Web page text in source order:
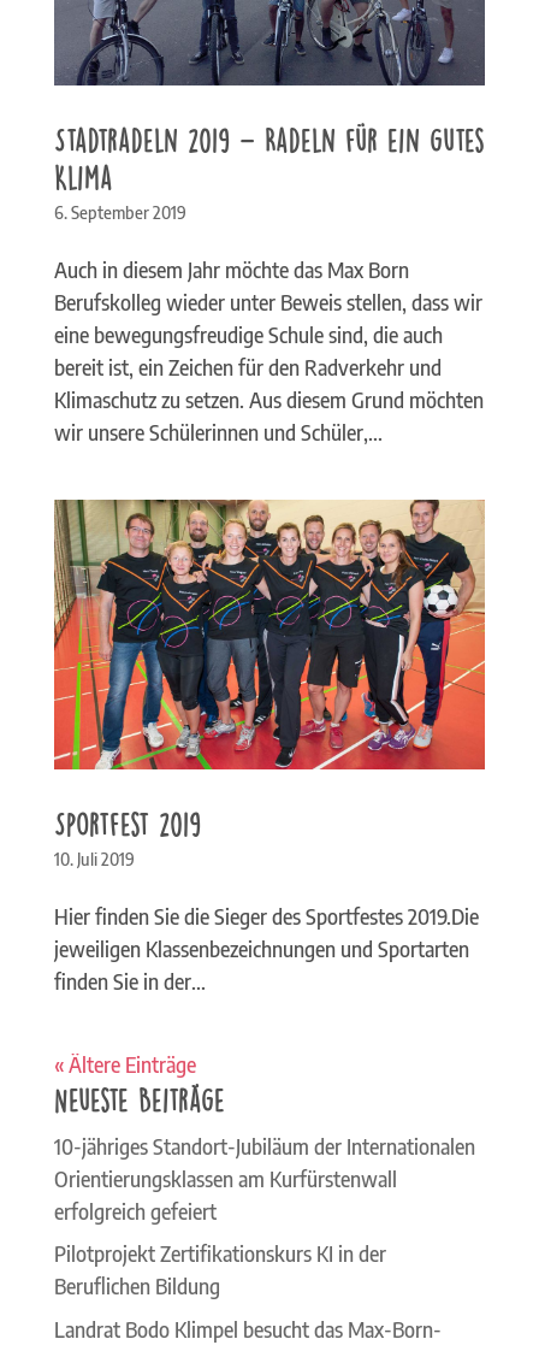
Stadtradeln 2019 – Radeln für ein gutes
Klima
6. September 2019
Auch in diesem Jahr möchte das Max Born
Berufskolleg wieder unter Beweis stellen, dass wir
eine bewegungsfreudige Schule sind, die auch
bereit ist, ein Zeichen für den Radverkehr und
Klimaschutz zu setzen. Aus diesem Grund möchten
wir unsere Schülerinnen und Schüler,...
Sportfest 2019
10. Juli 2019
Hier finden Sie die Sieger des Sportfestes 2019.Die
jeweiligen Klassenbezeichnungen und Sportarten
finden Sie in der...
« Ältere Einträge
Neueste Beiträge
10-jähriges Standort-Jubiläum der Internationalen
Orientierungsklassen am Kurfürstenwall
erfolgreich gefeiert
Pilotprojekt Zertifikationskurs KI in der
Beruflichen Bildung
Landrat Bodo Klimpel besucht das Max-Born-